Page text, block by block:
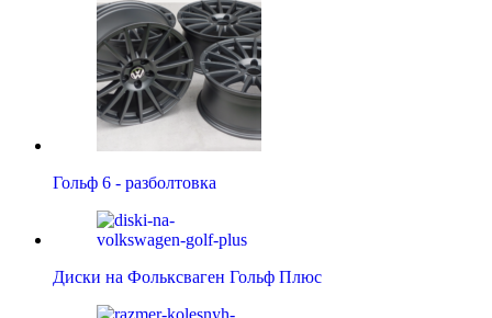
Гольф 6 - разболтовка
Диски на Фольксваген Гольф Плюс